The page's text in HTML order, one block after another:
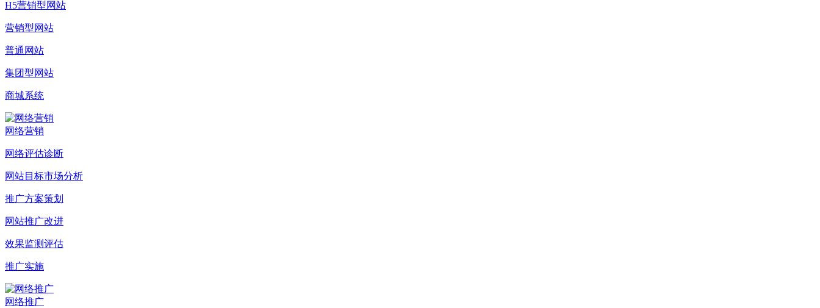
H5营销型网站
营销型网站
普通网站
集团型网站
商城系统
网络营销
网络评估诊断
网站目标市场分析
推广方案策划
网站推广改进
效果监测评估
推广实施
网络推广